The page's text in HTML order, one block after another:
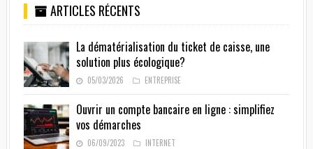
ARTICLES RÉCENTS
La dématérialisation du ticket de caisse, une
solution plus écologique?
05/03/2026 ENTREPRISE
Ouvrir un compte bancaire en ligne : simplifiez
vos démarches
06/09/2023 INTERNET